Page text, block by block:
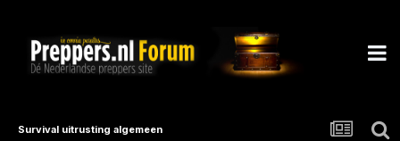
Survival uitrusting algemeen